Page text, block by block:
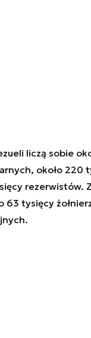
liczą sobie
około 220
rezerwistów.
63 tysięcy